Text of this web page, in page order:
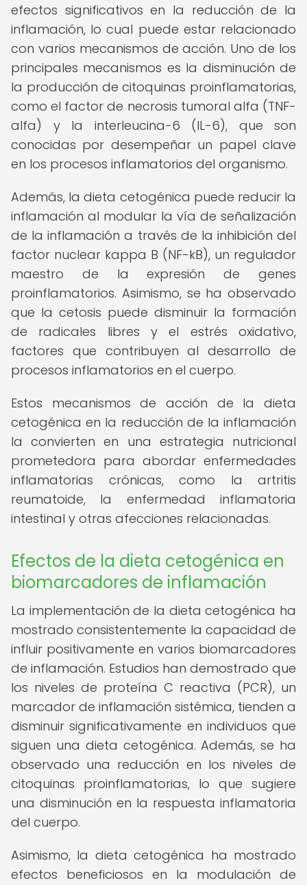
efectos significativos en la reducción de la
inflamación, lo cual puede estar relacionado
con varios mecanismos de acción. Uno de los
principales mecanismos es la disminución de
la producción de citoquinas proinflamatorias,
como el factor de necrosis tumoral alfa (TNF-
alfa) y la interleucina-6 (IL-6), que son
conocidas por desempeñar un papel clave
en los procesos inflamatorios del organismo.
Además, la dieta cetogénica puede reducir la
inflamación al modular la vía de señalización
de la inflamación a través de la inhibición del
factor nuclear kappa B (NF-kB), un regulador
maestro de la expresión de genes
proinflamatorios. Asimismo, se ha observado
que la cetosis puede disminuir la formación
de radicales libres y el estrés oxidativo,
factores que contribuyen al desarrollo de
procesos inflamatorios en el cuerpo.
Estos mecanismos de acción de la dieta
cetogénica en la reducción de la inflamación
la convierten en una estrategia nutricional
prometedora para abordar enfermedades
inflamatorias crónicas, como la artritis
reumatoide, la enfermedad inflamatoria
intestinal y otras afecciones relacionadas.
Efectos de la dieta cetogénica en
biomarcadores de inflamación
La implementación de la dieta cetogénica ha
mostrado consistentemente la capacidad de
influir positivamente en varios biomarcadores
de inflamación. Estudios han demostrado que
los niveles de proteína C reactiva (PCR), un
marcador de inflamación sistémica, tienden a
disminuir significativamente en individuos que
siguen una dieta cetogénica. Además, se ha
observado una reducción en los niveles de
citoquinas proinflamatorias, lo que sugiere
una disminución en la respuesta inflamatoria
del cuerpo.
Asimismo, la dieta cetogénica ha mostrado
efectos beneficiosos en la modulación de